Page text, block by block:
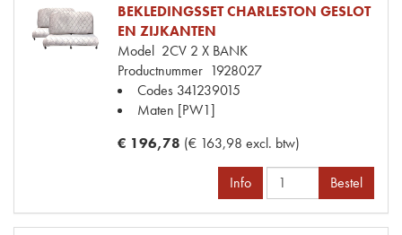
BEKLEDINGSSET CHARLESTON GESLOT
EN ZIJKANTEN
Model 2CV 2 X BANK
Productnummer 1928027
Codes 341239015
Maten [PW1]
€ 196,78 (€ 163,98 excl. btw)
Info Bestel